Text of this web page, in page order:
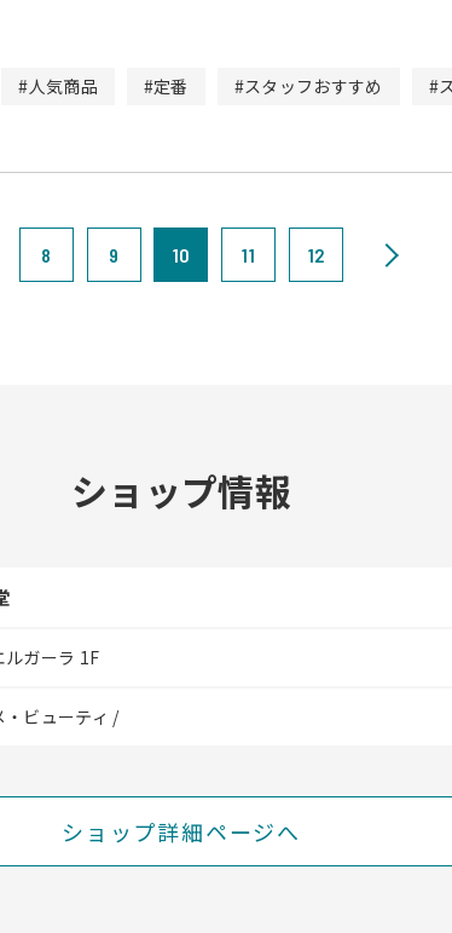
#人気商品 #定番 #スタッフおすすめ #
8 9 10 11 12
ショップ情報
ルガーラ 1F
・ビューティ /
ショップ詳細ページへ